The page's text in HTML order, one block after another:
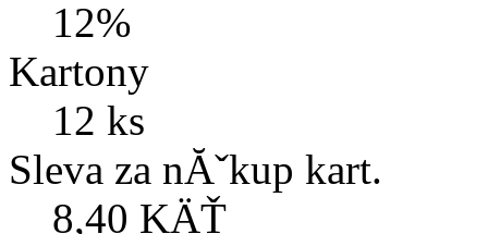
12%
Kartony
12 ks
Sleva za nĂˇkup kart.
8,40 KÄŤ